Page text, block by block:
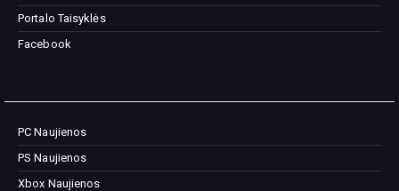
Portalo Taisyklės
Facebook
PC Naujienos
PS Naujienos
Xbox Naujienos